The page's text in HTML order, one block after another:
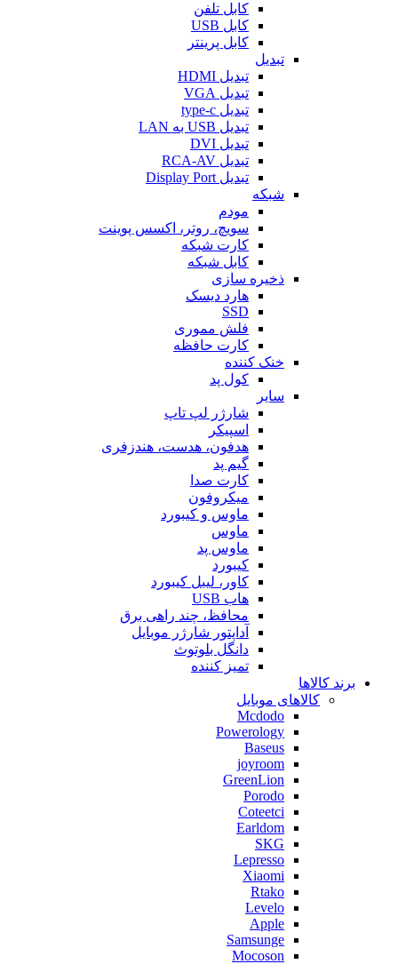
کابل تلفن
کابل USB
کابل پرینتر
تبدیل
تبدیل HDMI
تبدیل VGA
تبدیل type-c
تبدیل USB به LAN
تبدیل DVI
تبدیل RCA-AV
تبدیل Display Port
شبکه
مودم
سویچ، روتر، اکسس پوینت
کارت شبکه
کابل شبکه
ذخیره سازی
هارد دیسک
SSD
فلش مموری
کارت حافظه
خنک کننده
کول پد
سایر
شارژر لپ تاپ
اسپیکر
هدفون، هدست، هندزفری
گیم پد
کارت صدا
میکروفون
ماوس و کیبورد
ماوس
ماوس پد
کیبورد
کاور، لیبل کیبورد
هاب USB
محافظ، چند راهی برق
آداپتور شارژر موبایل
دانگل بلوتوث
تمیز کننده
برند کالاها
کالاهای موبایل
Mcdodo
Powerology
Baseus
joyroom
GreenLion
Porodo
Coteetci
Earldom
SKG
Lepresso
Xiaomi
Rtako
Levelo
Apple
Samsunge
Mocoson